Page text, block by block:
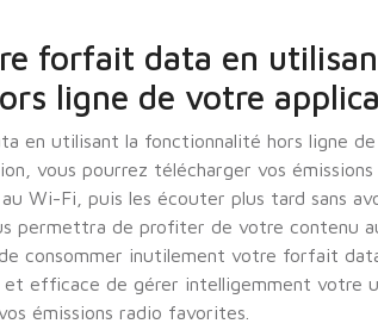
forfait data en
ligne de votre
en utilisant la fonctionnalité hors ligne
vous pourrez télécharger vos
Wi-Fi, puis les écouter plus tard sans
permettra de profiter de votre contenu
consommer inutilement votre forfait
efficace de gérer intelligemment votre
émissions radio favorites.